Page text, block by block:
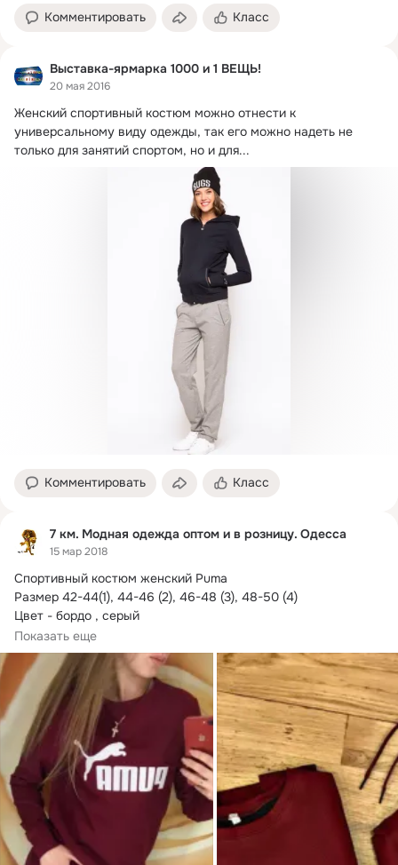
Комментировать Класс
Выставка-ярмарка 1000 и 1 ВЕЩЬ!
20 мая 2016
Женский спортивный костюм можно отнести к
универсальному виду одежды, так его можно надеть не
только для занятий спортом, но и для...
Комментировать Класс
7 км. Модная одежда оптом и в розницу. Одесса
15 мар 2018
Спортивный костюм женский Puma
Размер 42-44(1), 44-46 (2), 46-48 (3), 48-50 (4)
Цвет - бордо , серый
Ткань - двунить трикотаж
Посадка брюк высокая, на манжете, резинка + шнурок.
Цена: 340 грн.
Показать еще